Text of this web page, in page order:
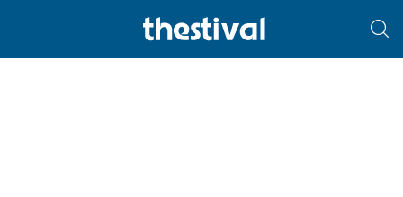
ΕΞΟΙΚΟΝΟΜΏ – ΑΥΤΟΝΟΜΏ